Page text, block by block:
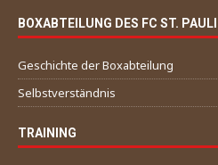
BOXABTEILUNG DES FC ST. PAULI
Geschichte der Boxabteilung
Selbstverständnis
TRAINING